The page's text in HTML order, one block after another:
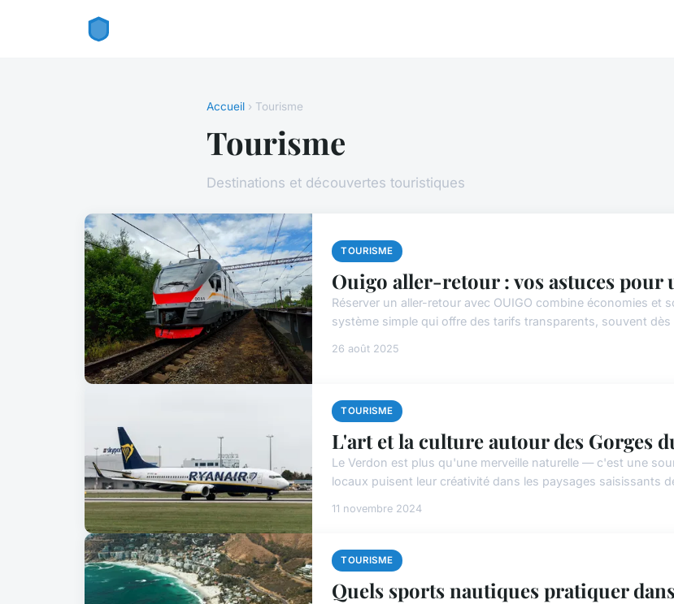
Accueil › Tourisme
Tourisme
Destinations et découvertes touristiques
TOURISME
Ouigo aller-retour : vos astuces pour
Réserver un aller-retour avec OUIGO combine économies
système simple qui offre des tarifs transparents, souvent
26 août 2025
TOURISME
L'art et la culture autour des Gorges
Le Verdon est plus qu'une merveille naturelle — c'est une
locaux puisent leur créativité dans les paysages saisissants
11 novembre 2024
TOURISME
Quels sports nautiques pratiquer